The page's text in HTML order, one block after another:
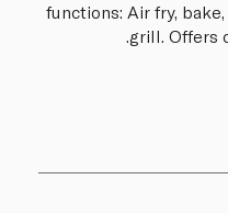
functions: Air fry,
grill. Offers